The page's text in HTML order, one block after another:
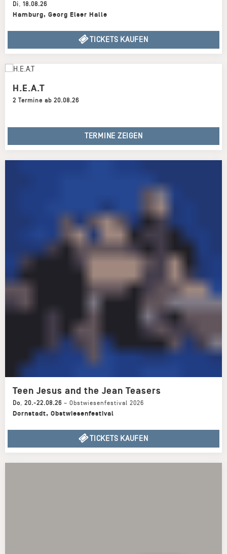
Di, 18.08.26
Hamburg, Georg Elser Halle
TICKETS KAUFEN
H.E.A.T
2 Termine ab 20.08.26
TERMINE ZEIGEN
Teen Jesus and the Jean Teasers
Do, 20.-22.08.26 – Obstwiesenfestival 2026
Dornstadt, Obstwiesenfestival
TICKETS KAUFEN